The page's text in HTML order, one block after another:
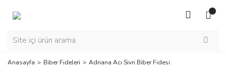
Anasayfa Biber Fideleri Adriana Acı Sivri Biber Fidesi